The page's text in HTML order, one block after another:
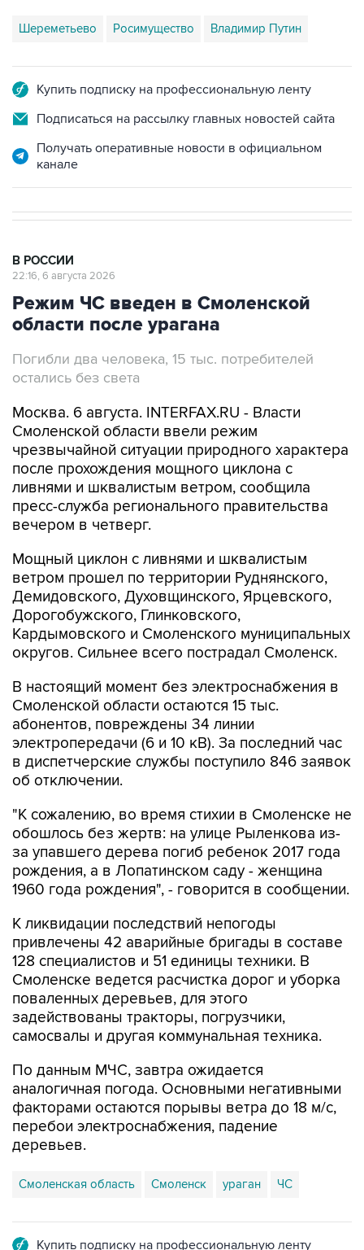
Шереметьево Росимущество Владимир Путин
Купить подписку на профессиональную ленту
Подписаться на рассылку главных новостей сайта
Получать оперативные новости в официальном
канале
В РОССИИ
22:16, 6 августа 2026
Режим ЧС введен в Смоленской
области после урагана
Погибли два человека, 15 тыс. потребителей
остались без света
Москва. 6 августа. INTERFAX.RU - Власти
Смоленской области ввели режим
чрезвычайной ситуации природного характера
после прохождения мощного циклона с
ливнями и шквалистым ветром, сообщила
пресс-служба регионального правительства
вечером в четверг.
Мощный циклон с ливнями и шквалистым
ветром прошел по территории Руднянского,
Демидовского, Духовщинского, Ярцевского,
Дорогобужского, Глинковского,
Кардымовского и Смоленского муниципальных
округов. Сильнее всего пострадал Смоленск.
В настоящий момент без электроснабжения в
Смоленской области остаются 15 тыс.
абонентов, повреждены 34 линии
электропередачи (6 и 10 кВ). За последний час
в диспетчерские службы поступило 846 заявок
об отключении.
"К сожалению, во время стихии в Смоленске не
обошлось без жертв: на улице Рыленкова из-
за упавшего дерева погиб ребенок 2017 года
рождения, а в Лопатинском саду - женщина
1960 года рождения", - говорится в сообщении.
К ликвидации последствий непогоды
привлечены 42 аварийные бригады в составе
128 специалистов и 51 единицы техники. В
Смоленске ведется расчистка дорог и уборка
поваленных деревьев, для этого
задействованы тракторы, погрузчики,
самосвалы и другая коммунальная техника.
По данным МЧС, завтра ожидается
аналогичная погода. Основными негативными
факторами остаются порывы ветра до 18 м/с,
перебои электроснабжения, падение
деревьев.
Смоленская область Смоленск ураган ЧС
Купить подписку на профессиональную ленту